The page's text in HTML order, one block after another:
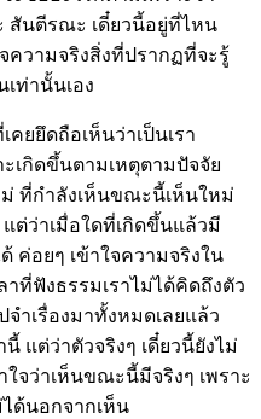
นตีรณะ เดี๋ยวนี้อยู่ที่ไหน
ความจริงสิ่งที่ปรากฏที่จะรู้
ท่านั้นเอง
ยยึดถือเห็นว่าเป็นเรา
ะเกิดขึ้นตามเหตุตามปัจจัย
ที่กำลังเห็นขณะนี้เห็นใหม่
ต่ว่าเมื่อใดที่เกิดขึ้นแล้วมี
ค่อยๆ เข้าใจความจริงใน
ที่ฟังธรรมเราไม่ได้คิดถึงตัว
ำเรื่องมาทั้งหมดเลยแล้ว
แต่ว่าตัวจริงๆ เดี๋ยวนี้ยังไม่
ใจว่าเห็นขณะนี้มีจริงๆ เพราะ
ด้นอกจากเห็น